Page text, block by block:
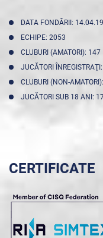
DATA FONDĂRII:
ECHIPE: 2053
CLUBURI (AMATORI): 147
JUCĂTORI
CLUBURI (NON-
JUCĂTORI SUB 18 ANI:
CERTIFICATE